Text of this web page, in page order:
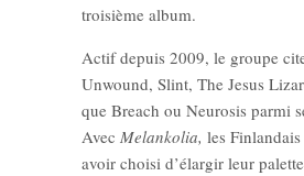
troisième album.
Actif depuis 2009, le groupe
Unwound, Slint, The Jesus
que Breach ou Neurosis parmi
Avec Melankolia, les
avoir choisi d’élargir leur